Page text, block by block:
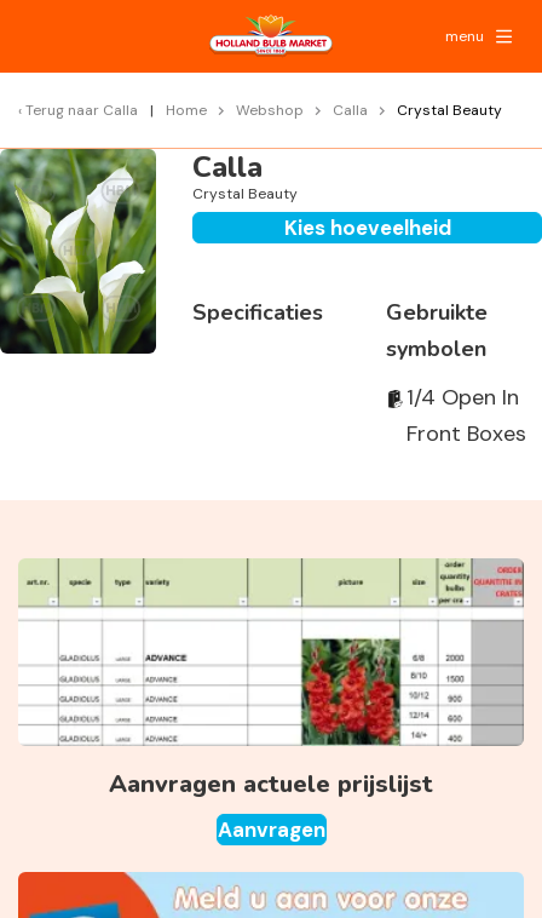
menu
Terug naar Calla Home Webshop Calla Crystal Beauty
Calla
Crystal Beauty
Kies hoeveelheid
Specificaties
Gebruikte
symbolen
1/4 Open In
Front Boxes
Aanvragen actuele prijslijst
Aanvragen